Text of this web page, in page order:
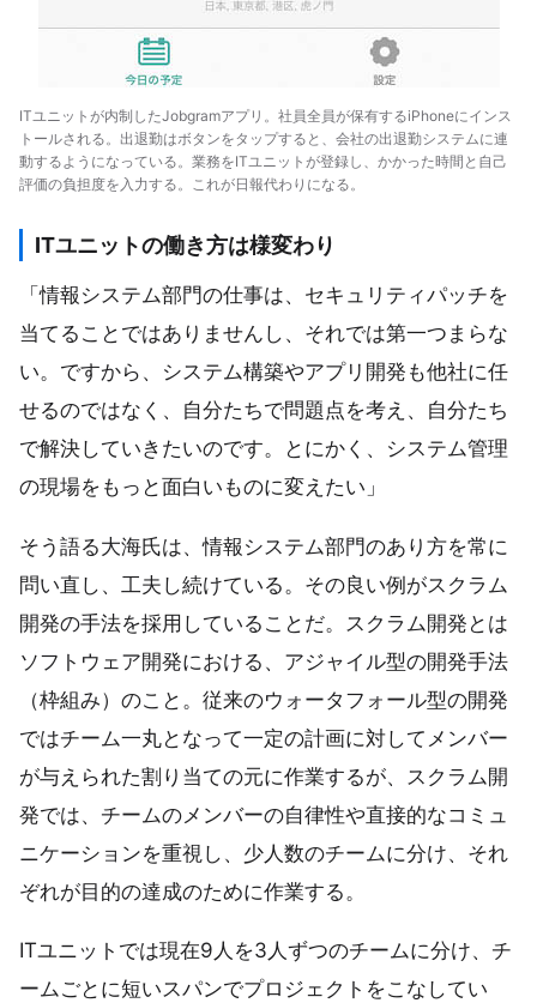
ITユニットが内制したJobgramアプリ。社員全員が保有するiPhoneにインス
トールされる。出退勤はボタンをタップすると、会社の出退勤システムに連
動するようになっている。業務をITユニットが登録し、かかった時間と自己
評価の負担度を入力する。これが日報代わりになる。
ITユニットの働き方は様変わり
「情報システム部門の仕事は、セキュリティパッチを
当てることではありませんし、それでは第一つまらな
い。ですから、システム構築やアプリ開発も他社に任
せるのではなく、自分たちで問題点を考え、自分たち
で解決していきたいのです。とにかく、システム管理
の現場をもっと面白いものに変えたい」
そう語る大海氏は、情報システム部門のあり方を常に
問い直し、工夫し続けている。その良い例がスクラム
開発の手法を採用していることだ。スクラム開発とは
ソフトウェア開発における、アジャイル型の開発手法
（枠組み）のこと。従来のウォータフォール型の開発
ではチーム一丸となって一定の計画に対してメンバー
が与えられた割り当ての元に作業するが、スクラム開
発では、チームのメンバーの自律性や直接的なコミュ
ニケーションを重視し、少人数のチームに分け、それ
ぞれが目的の達成のために作業する。
ITユニットでは現在9人を3人ずつのチームに分け、チ
ームごとに短いスパンでプロジェクトをこなしてい